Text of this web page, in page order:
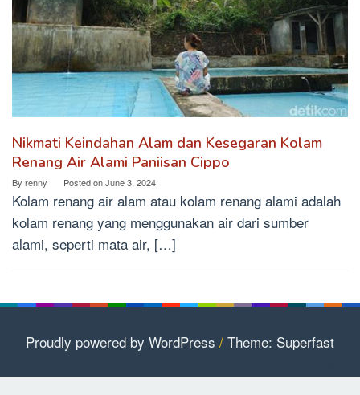
Nikmati Keindahan Alam dan Kesegaran Kolam
Renang Air Alami Paniisan Cippo
By renny Posted onJune 3, 2024
Kolam renang air alam atau kolam renang alami adalah
kolam renang yang menggunakan air dari sumber
alami, seperti mata air, […]
Proudly powered by WordPress / Theme: Superfast